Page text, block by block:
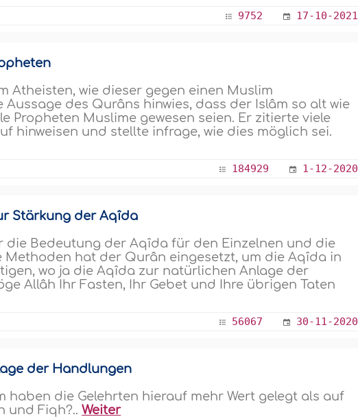
9752 17-10-2021
Atheisten, wie dieser gegen einen Muslim
des Qurâns hinwies, dass der Islâm so alt wie
Propheten Muslime gewesen seien. Er zitierte viele
hinweisen und stellte infrage, wie dies möglich sei.
184929 1-12-2020
Stärkung der Aqîda
die Bedeutung der Aqîda für den Einzelnen und die
Methoden hat der Qurân eingesetzt, um die Aqîda in
wo ja die Aqîda zur natürlichen Anlage der
Allâh Ihr Fasten, Ihr Gebet und Ihre übrigen Taten
56067 30-11-2020
der Handlungen
haben die Gelehrten hierauf mehr Wert gelegt als auf
und Fiqh?..Weiter